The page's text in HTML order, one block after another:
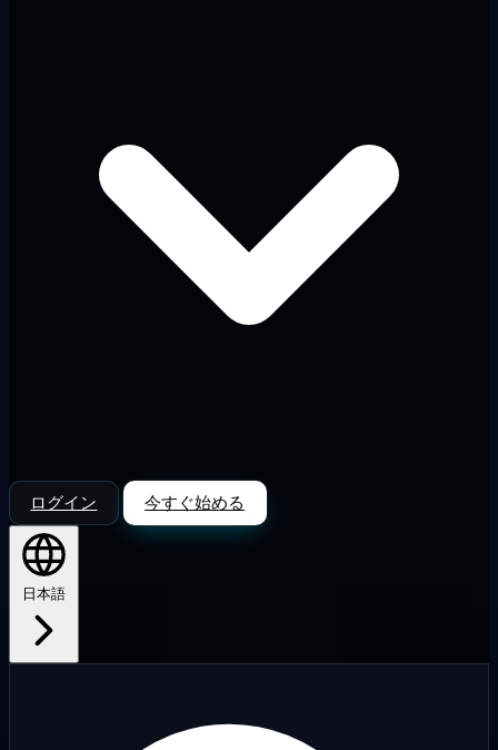
ログイン 今すぐ始める
日本語